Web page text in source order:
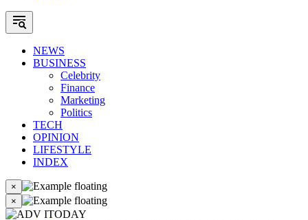
NEWS
BUSINESS
Celebrity
Finance
Marketing
Politics
TECH
OPINION
LIFESTYLE
INDEX
×
×